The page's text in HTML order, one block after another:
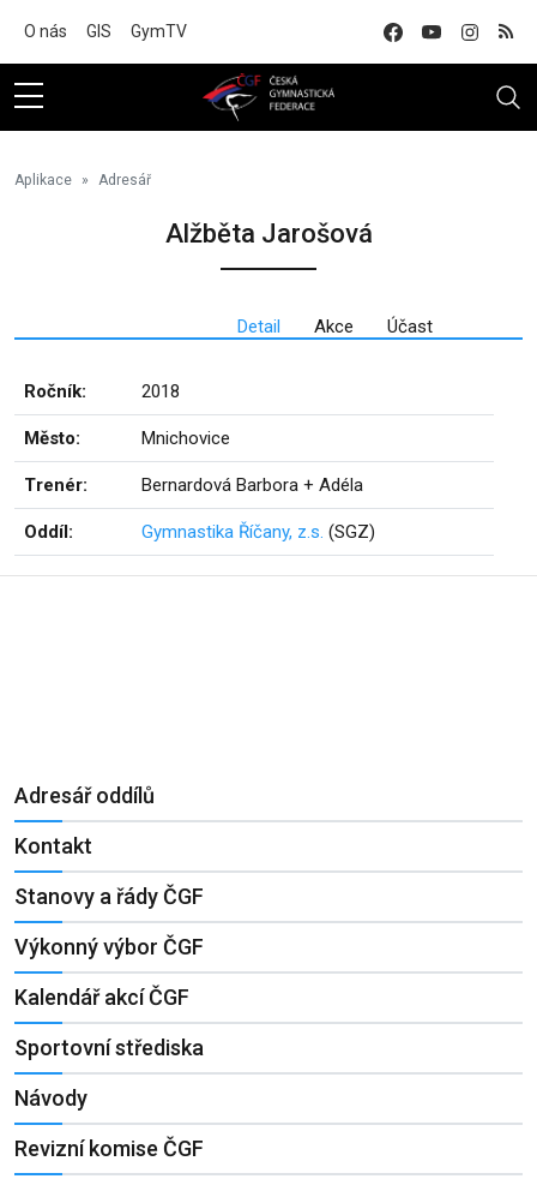
O nás GIS GymTV
Aplikace Adresář
Alžběta Jarošová
Detail Akce Účast
Ročník: 2018
Město: Mnichovice
Trenér: Bernardová Barbora + Adéla
Oddíl: Gymnastika Říčany, z.s. (SGZ)
Adresář oddílů
Kontakt
Stanovy a řády ČGF
Výkonný výbor ČGF
Kalendář akcí ČGF
Sportovní střediska
Návody
Revizní komise ČGF